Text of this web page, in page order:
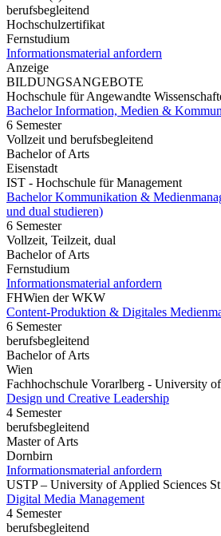
berufsbegleitend
Hochschulzertifikat
Fernstudium
Informationsmaterial anfordern
Anzeige
BILDUNGSANGEBOTE
Hochschule für Angewandte
Bachelor Information, Medien &
6 Semester
Vollzeit und berufsbegleitend
Bachelor of Arts
Eisenstadt
IST - Hochschule für Management
Bachelor Kommunikation &
und dual studieren)
6 Semester
Vollzeit, Teilzeit, dual
Bachelor of Arts
Fernstudium
Informationsmaterial anfordern
FHWien der WKW
Content-Produktion & Digitales
6 Semester
berufsbegleitend
Bachelor of Arts
Wien
Fachhochschule Vorarlberg - University
Design und Creative Leadership
4 Semester
berufsbegleitend
Master of Arts
Dornbirn
Informationsmaterial anfordern
USTP – University of Applied Sciences
Digital Media Management
4 Semester
berufsbegleitend